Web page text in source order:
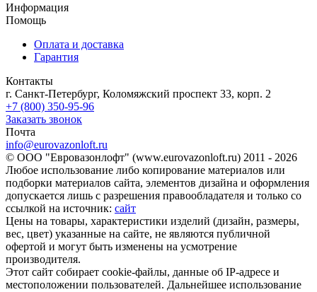
Информация
Помощь
Оплата и доставка
Гарантия
Контакты
г. Санкт-Петербург, Коломяжский проспект 33, корп. 2
+7 (800) 350-95-96
Заказать звонок
Почта
info@eurovazonloft.ru
© ООО "Евровазонлофт" (www.eurovazonloft.ru) 2011 - 2026
Любое использование либо копирование материалов или
подборки материалов сайта, элементов дизайна и оформления
допускается лишь с разрешения правообладателя и только со
ссылкой на источник: сайт
Цены на товары, характеристики изделий (дизайн, размеры,
вес, цвет) указанные на сайте, не являются публичной
офертой и могут быть изменены на усмотрение
производителя.
Этот сайт собирает cookie-файлы, данные об IP-адресе и
местоположении пользователей. Дальнейшее использование